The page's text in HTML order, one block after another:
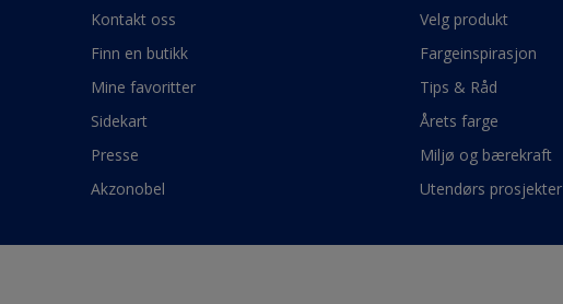
Kontakt oss
Finn en butikk
Mine favoritter
Sidekart
Presse
Akzonobel
Velg produkt
Fargeinspirasjon
Tips & Råd
Årets farge
Miljø og bærekraft
Utendørs prosjekter